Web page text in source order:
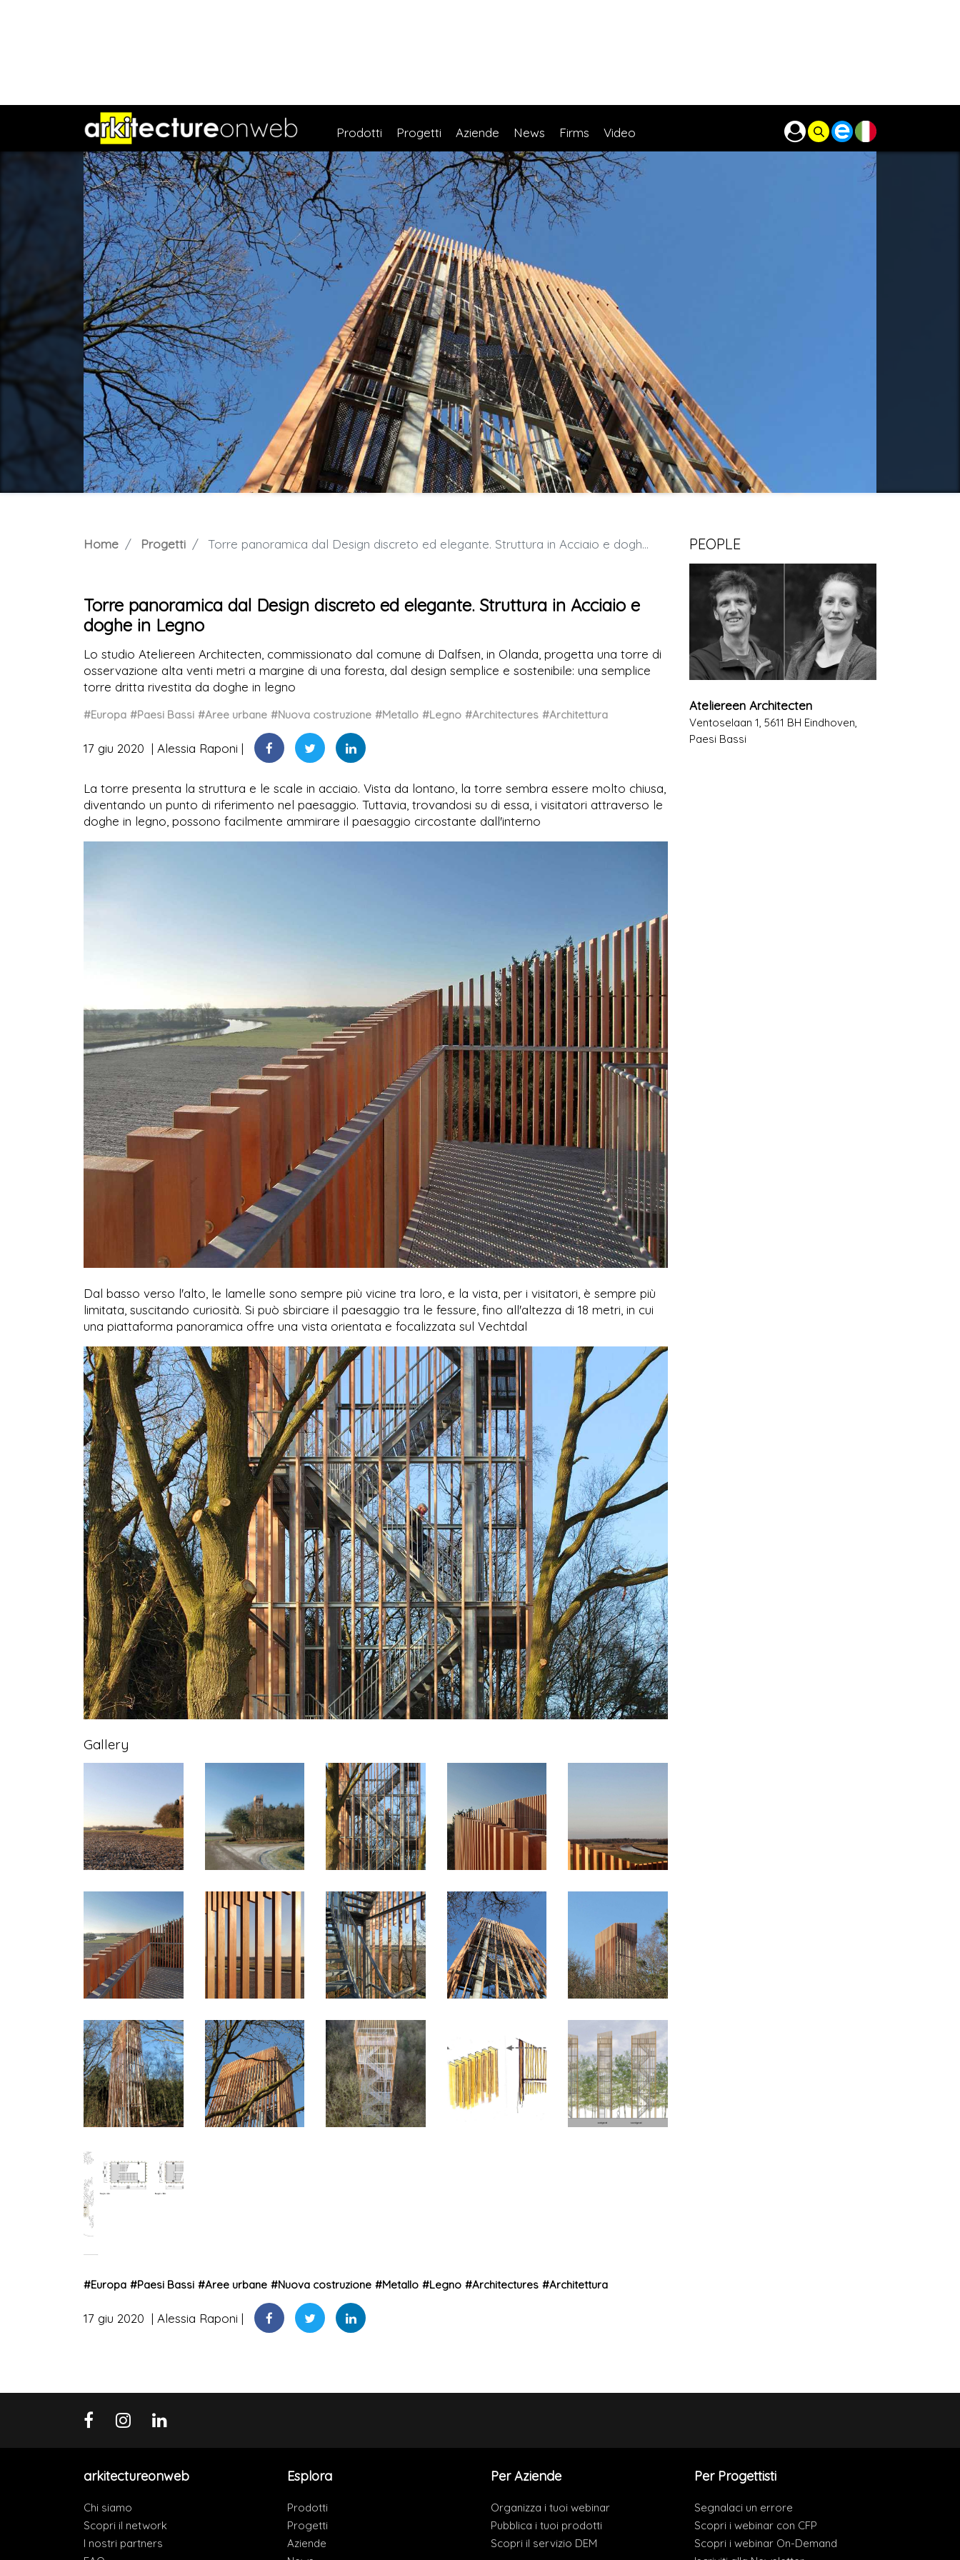
Prodotti Progetti Aziende News Firms Video
Home Progetti Torre panoramica dal Design discreto ed elegante. Struttura in Acciaio e doghe in Legno
Torre panoramica dal Design discreto ed elegante. Struttura in Acciaio e
doghe in Legno
Lo studio Ateliereen Architecten, commissionato dal comune di Dalfsen, in Olanda, progetta una torre di
osservazione alta venti metri a margine di una foresta, dal design semplice e sostenibile: una semplice
torre dritta rivestita da doghe in legno
#Europa #Paesi Bassi #Aree urbane #Nuova costruzione #Metallo #Legno #Architectures #Architettura
17 giu 2020 Alessia Raponi
La torre presenta la struttura e le scale in acciaio. Vista da lontano, la torre sembra essere molto chiusa,
diventando un punto di riferimento nel paesaggio. Tuttavia, trovandosi su di essa, i visitatori attraverso le
doghe in legno, possono facilmente ammirare il paesaggio circostante dall'interno
Dal basso verso l'alto, le lamelle sono sempre più vicine tra loro, e la vista, per i visitatori, è sempre più
limitata, suscitando curiosità. Si può sbirciare il paesaggio tra le fessure, fino all'altezza di 18 metri, in cui
una piattaforma panoramica offre una vista orientata e focalizzata sul Vechtdal
Gallery
#Europa #Paesi Bassi #Aree urbane #Nuova costruzione #Metallo #Legno #Architectures #Architettura
17 giu 2020 Alessia Raponi
PEOPLE
Ateliereen Architecten
Ventoselaan 1, 5611 BH Eindhoven,
Paesi Bassi
arkitectureonweb
Chi siamo
Scopri il network
I nostri partners
Esplora
Prodotti
Progetti
Aziende
Per Aziende
Organizza i tuoi webinar
Pubblica i tuoi prodotti
Scopri il servizio DEM
Per Progettisti
Segnalaci un errore
Scopri i webinar con CFP
Scopri i webinar On-Demand